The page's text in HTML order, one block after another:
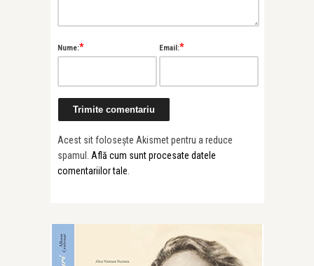
Nume:* Email:*
Acest sit folosește Akismet pentru a reduce
spamul. Află cum sunt procesate datele
comentariilor tale